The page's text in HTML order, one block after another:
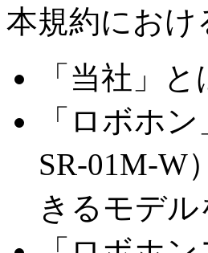
本規約におけ
「当社」
「ロボホ
SR-01M-W
きるモデ